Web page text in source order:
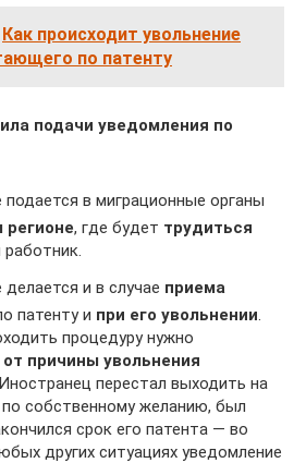
Как происходит увольнение
по патенту
подачи уведомления по
в миграционные органы
регионе, где будет трудиться
и в случае приема
патенту и при его увольнении.
процедуру нужно
причины увольнения
перестал выходить на
по собственному желанию, был
срок его патента — во
других ситуациях уведомление